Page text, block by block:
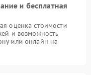
и бесплатная
оценка стоимости
и возможность
или онлайн на